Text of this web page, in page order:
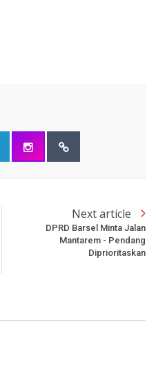
Next article
DPRD Barsel Minta Jalan
Mantarem - Pendang
Diprioritaskan